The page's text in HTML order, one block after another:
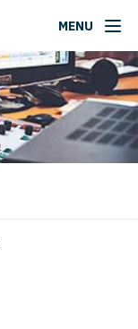
MENU